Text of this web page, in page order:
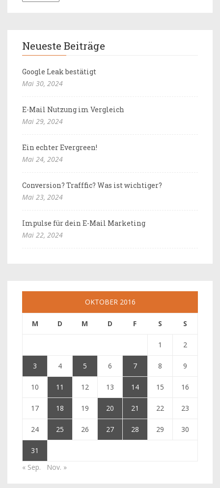
Neueste Beiträge
Google Leak bestätigt
Mai 30, 2024
E-Mail Nutzung im Vergleich
Mai 29, 2024
Ein echter Evergreen!
Mai 24, 2024
Conversion? Trafffic? Was ist wichtiger?
Mai 23, 2024
Impulse für dein E-Mail Marketing
Mai 22, 2024
OKTOBER 2016
M D M D F S S
1 2
3 4 5 6 7 8 9
10 11 12 13 14 15 16
17 18 19 20 21 22 23
24 25 26 27 28 29 30
31
« Sep.
Nov. »